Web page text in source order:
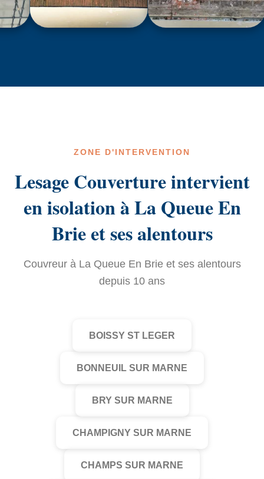
ZONE D'INTERVENTION
Lesage Couverture intervient
en isolation à La Queue En
Brie et ses alentours
Couvreur à La Queue En Brie et ses alentours
depuis 10 ans
BOISSY ST LEGER
BONNEUIL SUR MARNE
BRY SUR MARNE
CHAMPIGNY SUR MARNE
CHAMPS SUR MARNE